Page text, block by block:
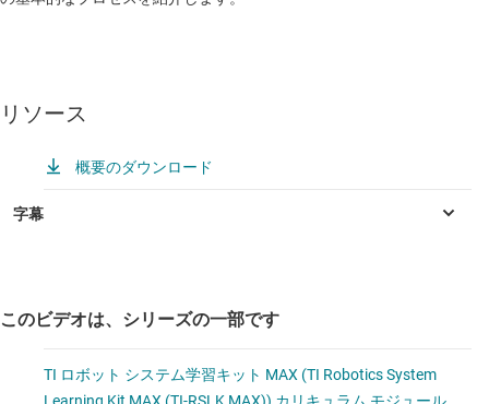
リソース
概要のダウンロード
このビデオは、シリーズの一部です
TI ロボット システム学習キット MAX (TI Robotics System